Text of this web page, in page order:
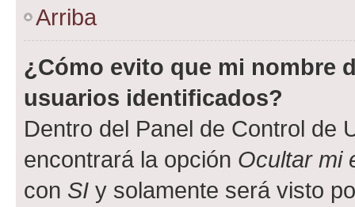
Arriba
¿Cómo evito que mi nombre
usuarios identificados?
Dentro del Panel de Control de
encontrará la opción Ocultar mi
con SI y solamente será visto